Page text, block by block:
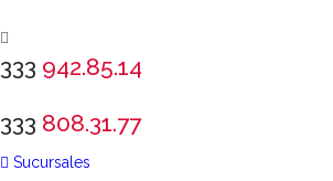
333 942.85.14
333 808.31.77
Sucursales